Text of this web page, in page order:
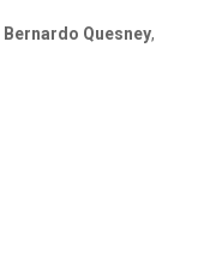
Bernardo Quesney,